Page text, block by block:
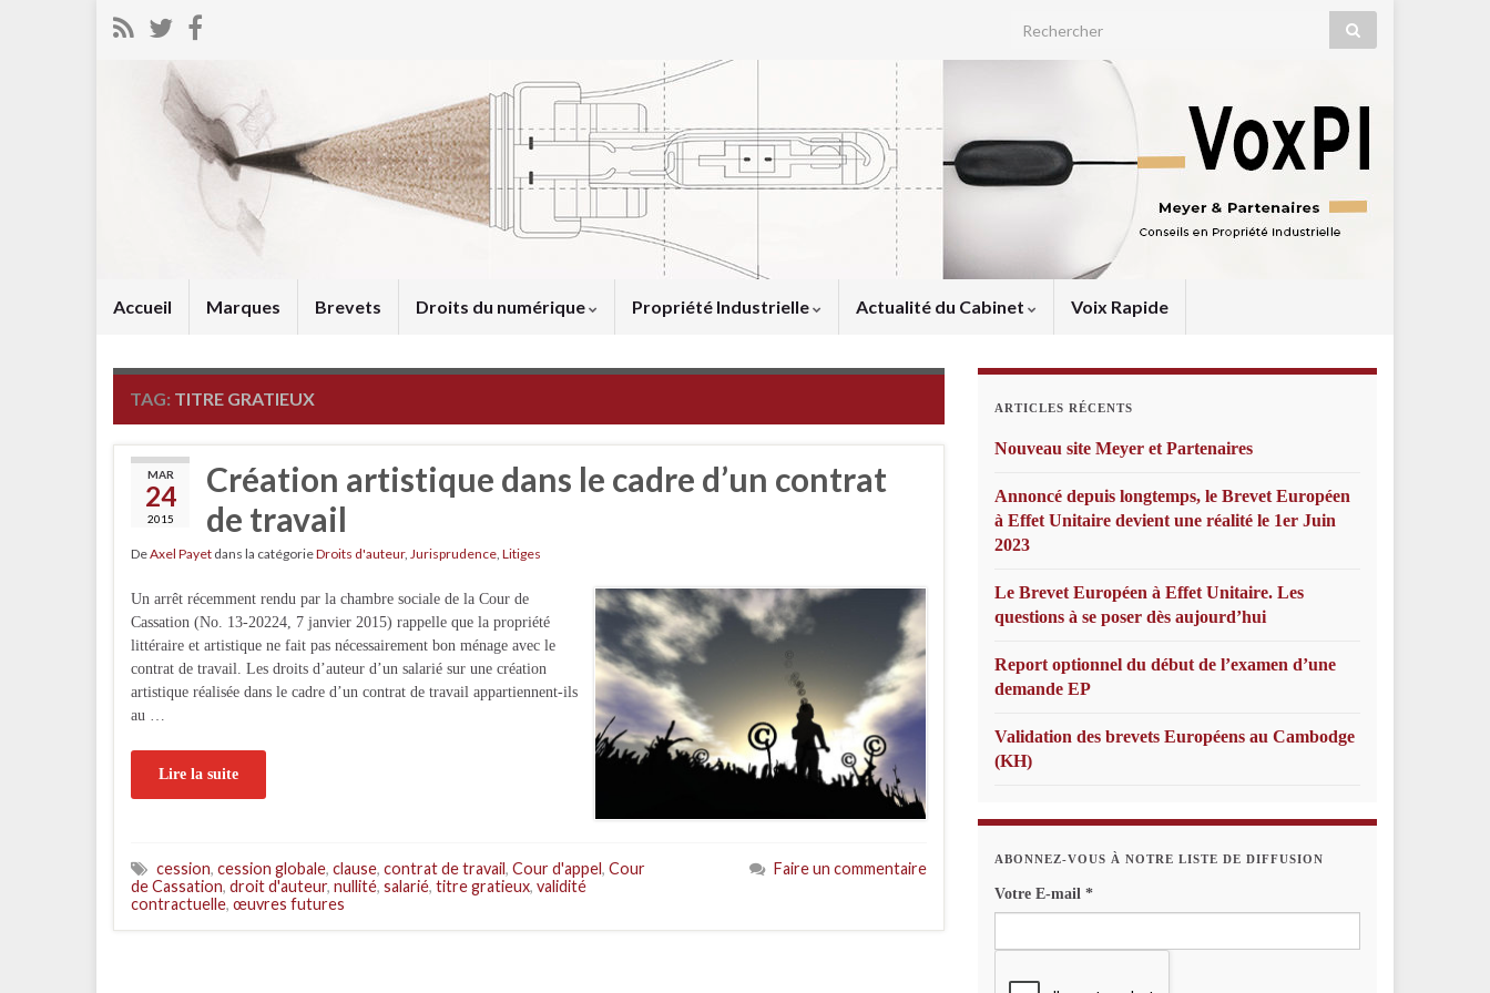
Search for:
Accueil Marques Brevets Droits du numérique Propriété Industrielle Actualité du Cabinet Voix Rapide
TAG: TITRE GRATIEUX
MAR
24
2015
Création artistique dans le cadre d’un contrat
de travail
DeAxel Payet dans la catégorieDroits d'auteur, Jurisprudence, Litiges
Un arrêt récemment rendu par la chambre sociale de la Cour de
Cassation (No. 13-20224, 7 janvier 2015) rappelle que la propriété
littéraire et artistique ne fait pas nécessairement bon ménage avec le
contrat de travail. Les droits d’auteur d’un salarié sur une création
artistique réalisée dans le cadre d’un contrat de travail appartiennent-ils
au …
Lire la suite
cession, cession globale, clause, contrat de travail, Cour d'appel, Cour
de Cassation, droit d'auteur, nullité, salarié, titre gratieux, validité
contractuelle, œuvres futures
Faire un commentaire
ARTICLES RÉCENTS
Nouveau site Meyer et Partenaires
Annoncé depuis longtemps, le Brevet Européen
à Effet Unitaire devient une réalité le 1er Juin
2023
Le Brevet Européen à Effet Unitaire. Les
questions à se poser dès aujourd’hui
Report optionnel du début de l’examen d’une
demande EP
Validation des brevets Européens au Cambodge
(KH)
ABONNEZ-VOUS À NOTRE LISTE DE DIFFUSION
Votre E-mail *